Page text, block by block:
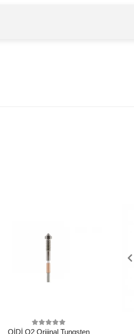
QİDİ Q2 Orijinal Tungsten